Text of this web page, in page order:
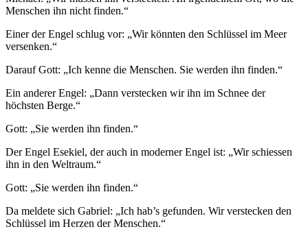
Menschen ihn nicht finden.“
Einer der Engel schlug vor: „Wir könnten den Schlüssel im Meer
versenken.“
Darauf Gott: „Ich kenne die Menschen. Sie werden ihn finden.“
Ein anderer Engel: „Dann verstecken wir ihn im Schnee der
höchsten Berge.“
Gott: „Sie werden ihn finden.“
Der Engel Esekiel, der auch in moderner Engel ist: „Wir schiessen
ihn in den Weltraum.“
Gott: „Sie werden ihn finden.“
Da meldete sich Gabriel: „Ich hab’s gefunden. Wir verstecken den
Schlüssel im Herzen der Menschen.“